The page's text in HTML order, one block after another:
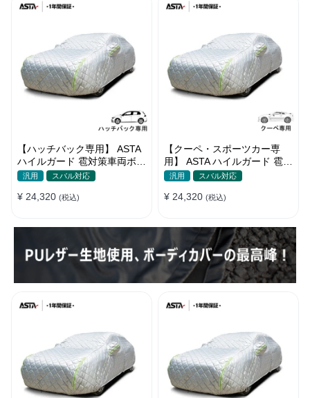
【ハッチバック専用】 ASTA
ハイルガード 雹対策車両ボデ
ィカバー 5層構造 雹対策 厚
風ロープ付き
汎用 スバル対応
¥ 24,320 (税込)
【クーペ・スポーツカー専
用】 ASTA ハイルガード 雹対
策車両ボディカバー 5層構造
風 極厚 防風ロープ付き
汎用 スバル対応
¥ 24,320 (税込)